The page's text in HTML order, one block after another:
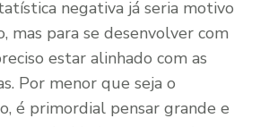
negativa já seria motivo
mas para se desenvolver com
estar alinhado com as
Por menor que seja o
é primordial pensar grande e